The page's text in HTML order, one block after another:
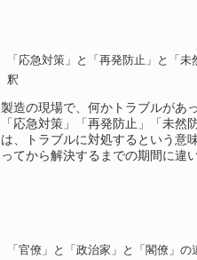
「応急対策」と「再発防止」と「
釈
製造の現場で、何かトラブルがあ
「応急対策」「再発防止」「未
は、トラブルに対処するという意
ってから解決するまでの期間に違
「官僚」と「政治家」と「閣僚」